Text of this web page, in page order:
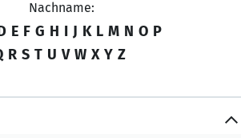
Nachname:
E F G H I J K L M N O P
R S T U V W X Y Z